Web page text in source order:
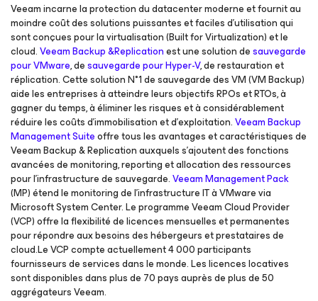
Veeam incarne la protection du datacenter moderne et fournit au
moindre coût des solutions puissantes et faciles d’utilisation qui
sont conçues pour la virtualisation (Built for Virtualization) et le
cloud.Veeam Backup &Replicationest une solution desauvegarde
pour VMware, desauvegarde pour Hyper-V, de restauration et
réplication. Cette solution N°1 de sauvegarde des VM (VM Backup)
aide les entreprises à atteindre leurs objectifs RPOs et RTOs, à
gagner du temps, à éliminer les risques et à considérablement
réduire les coûts d’immobilisation et d’exploitation.Veeam Backup
Management Suiteoffre tous les avantages et caractéristiques de
Veeam Backup & Replication auxquels s’ajoutent des fonctions
avancées de monitoring, reporting et allocation des ressources
pour l’infrastructure de sauvegarde.Veeam Management Pack
(MP) étend le monitoring de l’infrastructure IT à VMware via
Microsoft System Center. Le programme Veeam Cloud Provider
(VCP) offre la flexibilité de licences mensuelles et permanentes
pour répondre aux besoins des hébergeurs et prestataires de
cloud.Le VCP compte actuellement 4 000 participants
fournisseurs de services dans le monde. Les licences locatives
sont disponibles dans plus de 70 pays auprès de plus de 50
aggrégateurs Veeam.